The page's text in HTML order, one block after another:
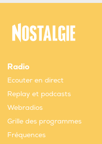
Radio
Ecouter en direct
Replay et podcasts
Webradios
Grille des programmes
Fréquences